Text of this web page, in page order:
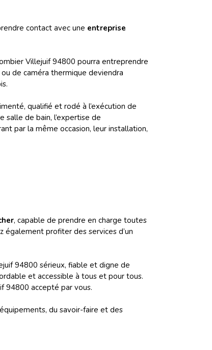
contact avec une entreprise
Villejuif 94800 pourra entreprendre
de caméra thermique deviendra
qualifié et rodé à l’exécution de
salle de bain, l’expertise de
par la même occasion, leur installation,
, capable de prendre en charge toutes
également profiter des services d’un
94800 sérieux, fiable et digne de
et accessible à tous et pour tous.
94800 accepté par vous.
du savoir-faire et des